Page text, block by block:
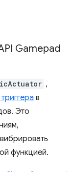
Gamepad
,
в
Это
функцией.